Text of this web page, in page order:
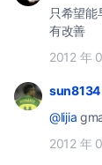
只希望
有改善
2012 年
sun8134
@lijia
2012 年